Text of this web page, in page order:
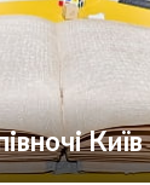
Київ